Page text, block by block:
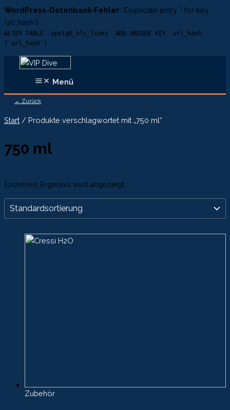
WordPress-Datenbank-Fehler: [Duplicate entry '' for key
'url_hash']
ALTER TABLE `wpstg0_blc_links` ADD UNIQUE KEY `url_hash`
(`url_hash`)
Menü
← Zurück
Start / Produkte verschlagwortet mit „750 ml“
750 ml
Einzelnes Ergebnis wird angezeigt
Zubehör